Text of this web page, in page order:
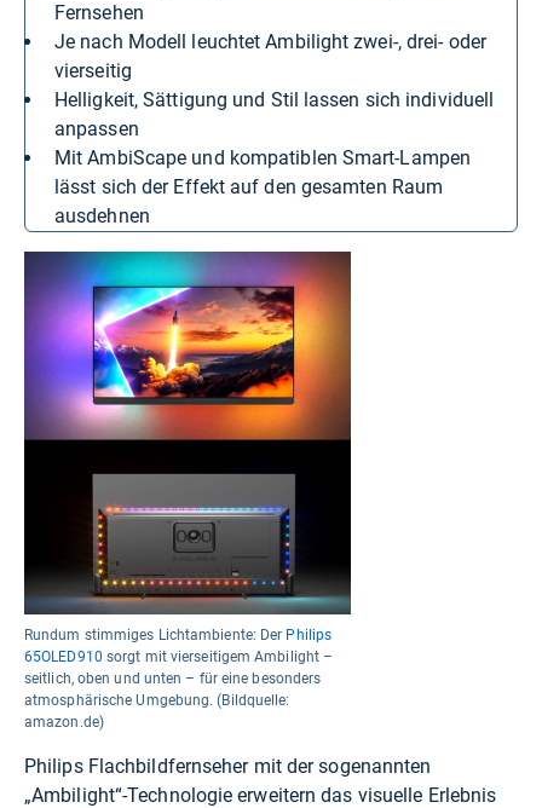
Fernsehen
Je nach Modell leuchtet Ambilight zwei-, drei- oder
vierseitig
Helligkeit, Sättigung und Stil lassen sich individuell
anpassen
Mit AmbiScape und kompatiblen Smart-Lampen
lässt sich der Effekt auf den gesamten Raum
ausdehnen
Rundum stimmiges Lichtambiente: Der Philips
65OLED910 sorgt mit vierseitigem Ambilight –
seitlich, oben und unten – für eine besonders
atmosphärische Umgebung. (Bildquelle:
amazon.de)
Philips Flachbildfernseher mit der sogenannten
„Ambilight“-Technologie erweitern das visuelle Erlebnis